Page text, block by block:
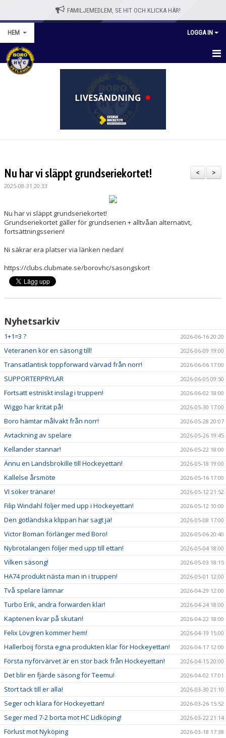
FAMILJEMEDLEM, SE HIT OCH KLICKA HÄR!
HEM LOGGA IN
HEM
KALENDER
KONTAKT
MATCHER
TABELL A-LAG
DOKUMENT
>
<
Nu har vi släppt grundseriekortet!
2025-08-31 20:33
Nu har vi släppt grundseriekortet!
Grundseriekortet gäller för grundserien + alltvåan alternativt,
fortsättningsserien!
Ni säkrar era platser via länken nedan!
https://clubs.clubmate.se/borovhc/sasongskort
Nyhetsarkiv
1+1=3 ? 2026-06-16 20:20
Veteranen kör en säsong till! 2026-06-09 19:00
Transatlantisk toppforward värvad från norr! 2026-06-06 17:00
SUPPORTERPRYLAR 2026-06-05 09:50
Fortsatt estniskt inslag i truppen! 2026-06-02 18:00
Wiggo har kritat på! 2026-05-30 17:00
Boro hämtar målvakt från norr! 2026-05-28 20:07
Avtackning av spelare 2026-05-26 19:45
Kellander stannar! 2026-05-22 18:00
Ännu en Landsbrokille till Hockeyettan! 2026-05-18 19:00
Kallelse årsmöte 2026-05-16 17:00
VI söker tränare! 2026-05-12 21:52
Filip Windahl följer med upp i Hockeyettan! 2026-05-12 10:00
Den gotländska klippan har sagt ja! 2026-05-08 17:00
Victor Boman förlänger med Boro! 2026-05-06 20:40
Nybrotalangen följer med upp till ettan! 2026-05-04 18:00
Vilken säsong! 2026-05-03 18:15
HA74 produkt nästa man in i truppen! 2026-05-01 12:00
Två spelare lämnar 2026-04-29 12:00
Turbo Erik, andra forwarden klar! 2026-04-24 18:00
Kaptenen kvar på skutan! 2026-04-22 18:00
Felix Lövgren kommer hem! 2026-04-19 15:00
Hallerboij första egna produkten klar för Hockeyettan! 2026-04-17 12:00
Första nyförvärvet är en stor back från Hockeyettan! 2026-04-15 20:00
Det blir en fjärde säsong för Teemu! 2026-04-02 17:01
Stort tack till er alla! 2026-03-30 21:10
Seger och klara för Hockeyettan! 2026-03-26 15:52
Seger med 7-2 borta mot HC Lidköping! 2026-03-22 21:14
Förlust mot Nyköping 2026-03-18 17:38